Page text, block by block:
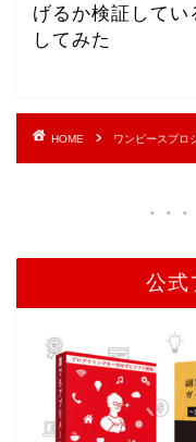
げるか検証して
してみた
HOME ワンピースプロ
公式